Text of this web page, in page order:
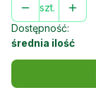
szt.
Dostępność:
średnia ilość